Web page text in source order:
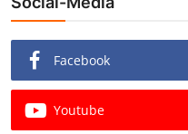
Redaktion
Beiträge
Vorproduktion
Facebook
Youtube